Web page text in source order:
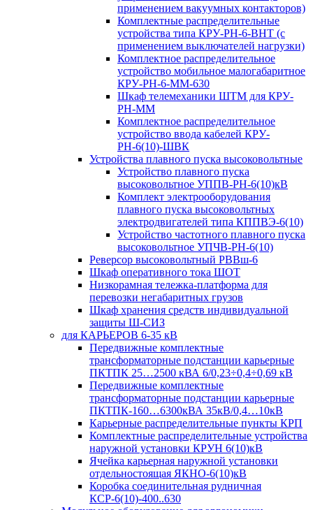
применением вакуумных контакторов)
Комплектные распределительные
устройства типа КРУ-РН-6-ВНТ (с
применением выключателей нагрузки)
Комплектное распределительное
устройство мобильное малогабаритное
КРУ-РН-6-ММ-630
Шкаф телемеханики ШТМ для КРУ-
РН-ММ
Комплектное распределительное
устройство ввода кабелей КРУ-
РН-6(10)-ШВК
Устройства плавного пуска высоковольтные
Устройство плавного пуска
высоковольтное УППВ-РН-6(10)кВ
Комплект электрооборудования
плавного пуска высоковольтных
электродвигателей типа КППВЭ-6(10)
Устройство частотного плавного пуска
высоковольтное УПЧВ-РН-6(10)
Реверсор высоковольтный РВВш-6
Шкаф оперативного тока ШОТ
Низкорамная тележка-платформа для
перевозки негабаритных грузов
Шкаф хранения средств индивидуальной
защиты Ш-СИЗ
для КАРЬЕРОВ 6-35 кВ
Передвижные комплектные
трансформаторные подстанции карьерные
ПКТПК 25…2500 кВА 6/0,23÷0,4÷0,69 кВ
Передвижные комплектные
трансформаторные подстанции карьерные
ПКТПК-160…6300кВА 35кВ/0,4…10кВ
Карьерные распределительные пункты КРП
Комплектные распределительные устройства
наружной установки КРУН 6(10)кВ
Ячейка карьерная наружной установки
отдельностоящая ЯКНО-6(10)кВ
Коробка соединительная рудничная
КСР-6(10)-400..630